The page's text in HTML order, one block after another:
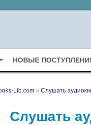
НОВЫЕ
Lib.com » Слушать
Слушать